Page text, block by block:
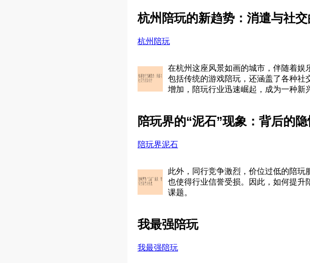
杭州陪玩的新趋势：消遣与社
杭州陪玩
在杭州这座风景如画的城市，伴随着娱
包括传统的游戏陪玩，还涵盖了各种社
增加，陪玩行业迅速崛起，成为一种新
陪玩界的“泥石”现象：背后的
陪玩界泥石
此外，同行竞争激烈，价位过低的陪玩
也使得行业信誉受损。因此，如何提
课题。
我最强陪玩
我最强陪玩